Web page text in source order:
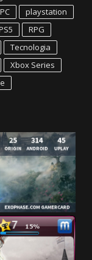
PC
playstation
RPG
Tecnologia
Xbox Series